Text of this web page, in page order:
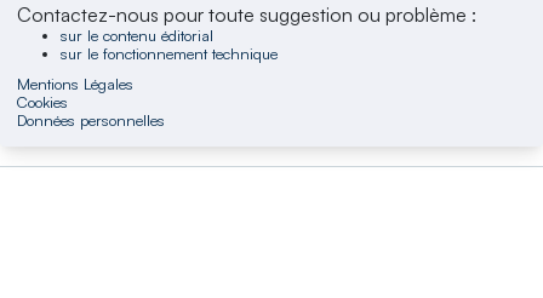
Contactez-nous pour toute suggestion ou problème :
sur le contenu éditorial
sur le fonctionnement technique
Mentions Légales
Cookies
Données personnelles